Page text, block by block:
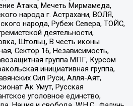
Атака, Мечеть Мирмамеда,
народа г. Астрахани, ВОЛЯ,
народа, Рубеж Севера, ТОЙС,
деятельности,
Штольц, В честь иконы
Сектор 16, Независимость,
группа МПГ, Курсом
инициативная группа,
Сил Руси, Алля-Аят,
Ак Умут, Русская
уголовное единство,